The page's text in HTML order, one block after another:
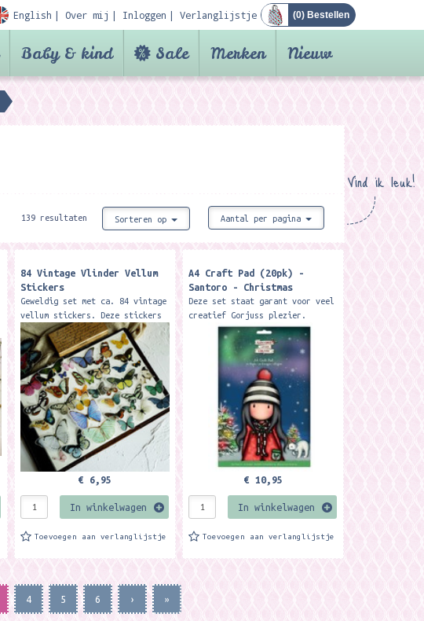
English Over mij Inloggen Verlanglijstje (0) Bestellen
Baby & kind Sale Merken Nieuw
Vind ik leuk!
139 resultaten Sorteren op Aantal per pagina
84 Vintage Vlinder Vellum
Stickers
Geweldig set met ca. 84 vintage
vellum stickers. Deze stickers
kun je gebruiken voor
journaling, scrapbooking,
kaarten maken en andere...
€ 6,95
In winkelwagen
Toevoegen aan verlanglijstje
A4 Craft Pad (20pk) -
Santoro - Christmas
Deze set staat garant voor veel
creatief Gorjuss plezier.
€ 10,95
In winkelwagen
Toevoegen aan verlanglijstje
4 5 6 › »